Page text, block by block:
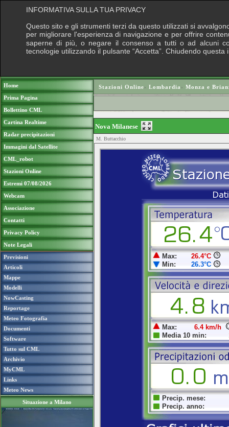
Home
Prima Pagina
Bollettino CML
Cartina Realtime
Radar precipitazioni
Immagini dal Satellite
CML_robot
Stazioni Online
Estremi 07/08/2026
Webcam
Associazione
Contatti
Privacy Policy
Note Legali
Previsioni
Articoli
Mappe
Modelli
NowCasting
Reportage
Meteo Fotografia
Documenti
Software
Tutto sul CML
Archivio
MyCML
Links
Meteo News
Situazione a Milano
Stazioni Online› Lombardia › Monza e
Nova Milanese
M. Buttacchio
INFORMATIVA SULLA TUA PRIVACY
Questo sito e gli strumenti terzi da questo utilizzati si
per migliorare l'esperienza di navigazione e per offrire
saperne di più, o negare il consenso a tutti o ad alcuni
tecnologie utilizzando il pulsante “Accetta”. Chiudendo